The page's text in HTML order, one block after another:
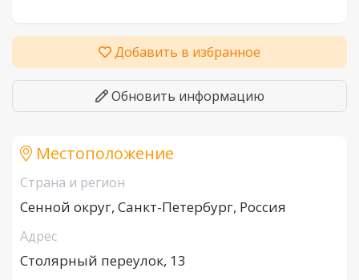
Добавить в избранное
Обновить информацию
Местоположение
Страна и регион
Сенной округ, Санкт-Петербург, Россия
Адрес
Столярный переулок, 13